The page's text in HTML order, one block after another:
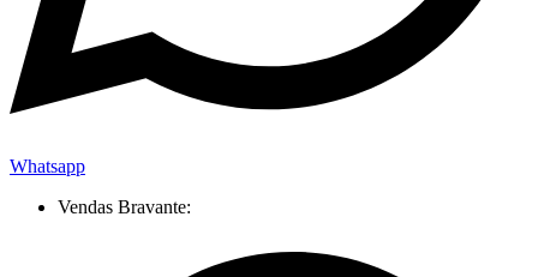
Whatsapp
Vendas Bravante: